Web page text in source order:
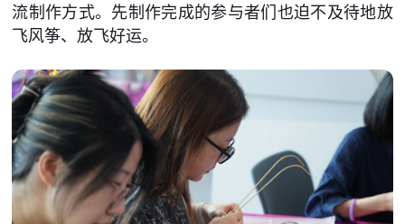
流制作方式。先制作完成的参与者们也迫不及待地放
飞风筝、放飞好运。